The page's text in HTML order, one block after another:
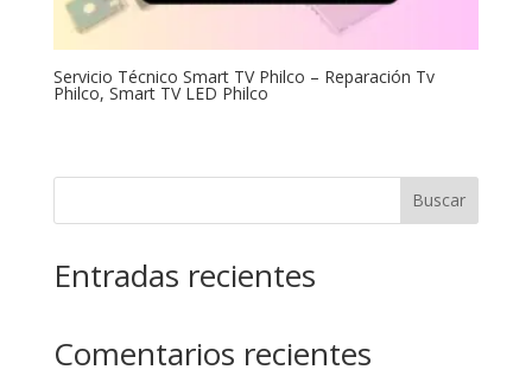
Servicio Técnico Smart TV Philco – Reparación Tv
Philco, Smart TV LED Philco
Buscar
Entradas recientes
Comentarios recientes